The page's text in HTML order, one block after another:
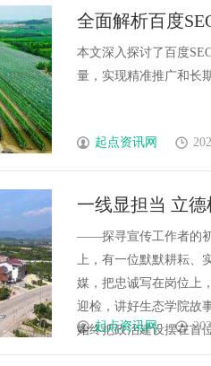
全面解析百度
本文深入探讨了百度
量，实现精准推广和长
起点资讯网
一线显担当 立
——探寻宣传工作者的
上，有一位默默耕耘、
媒，把忠诚写在岗位上
迎检，讲好生态学院故
始终把政治建设摆在首
起点资讯网